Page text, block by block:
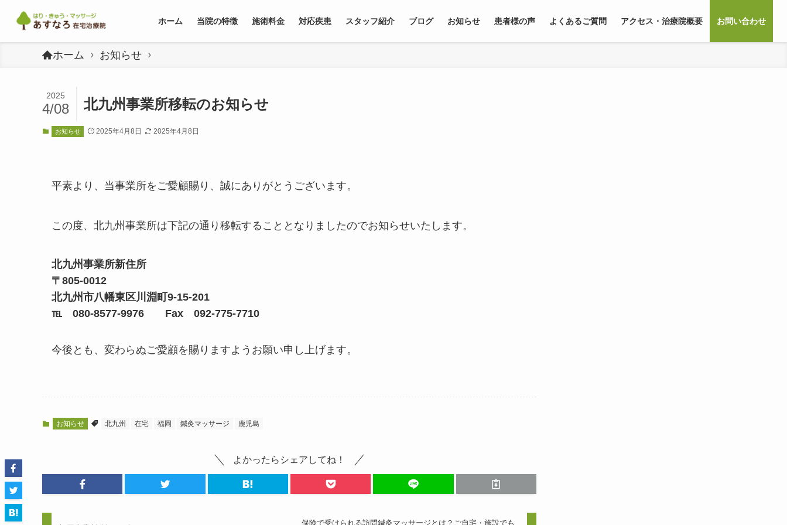
ホーム 当院の特徴 施術料金 対応疾患 スタッフ紹介 ブログ お知らせ 患者様の声 よくあるご質問 アクセス・治療院概要 お問い合わせ
ホーム お知らせ
北九州事業所移転のお知らせ
2025
4/08
お知らせ 2025年4月8日 2025年4月8日
平素より、当事業所をご愛顧賜り、誠にありがとうございます。
この度、北九州事業所は下記の通り移転することとなりましたのでお知らせいたします。
北九州事業所新住所
〒805-0012
北九州市八幡東区川淵町9-15-201
℡ 080-8577-9976 Fax 092-775-7710
今後とも、変わらぬご愛顧を賜りますようお願い申し上げます。
お知らせ 北九州 在宅 福岡 鍼灸マッサージ 鹿児島
よかったらシェアしてね！
保険で受けられる訪問鍼灸マッサージとは？ご自宅・施設でも